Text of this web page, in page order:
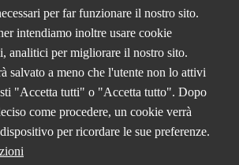
S.R.L. A SOCIO
Siena
fax +39 0577 329907 -
i.v.
imprese di Siena n. 01273640522, REA n.
per far funzionare il nostro sito.
intendiamo inoltre usare cookie
analitici per migliorare il nostro sito.
salvato a meno che l'utente non lo attivi
"Accetta tutti" o "Accetta tutto". Dopo
come procedere, un cookie verrà
per ricordare le sue preferenze.